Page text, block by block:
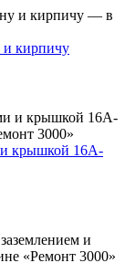
кирпичу
и крышкой 16A-